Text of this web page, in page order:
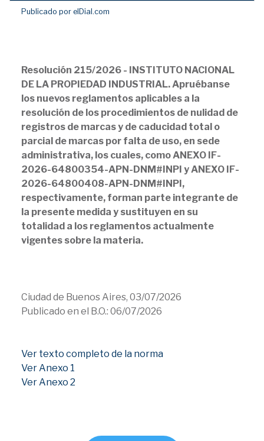
Publicado por elDial.com
Resolución 215/2026 - INSTITUTO NACIONAL
DE LA PROPIEDAD INDUSTRIAL. Apruébanse
los nuevos reglamentos aplicables a la
resolución de los procedimientos de nulidad de
registros de marcas y de caducidad total o
parcial de marcas por falta de uso, en sede
administrativa, los cuales, como ANEXO IF-
2026-64800354-APN-DNM#INPI y ANEXO IF-
2026-64800408-APN-DNM#INPI,
respectivamente, forman parte integrante de
la presente medida y sustituyen en su
totalidad a los reglamentos actualmente
vigentes sobre la materia.
Ciudad de Buenos Aires, 03/07/2026
Publicado en el B.O.: 06/07/2026
Ver texto completo de la norma
Ver Anexo 1
Ver Anexo 2